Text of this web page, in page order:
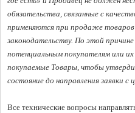
обязательства, связанные с
применяются при продаже
законодательству. По этой
потенциальным покупателям или
покупаемые Товары, чтобы
состояние до направления заявки
Все технические вопросы